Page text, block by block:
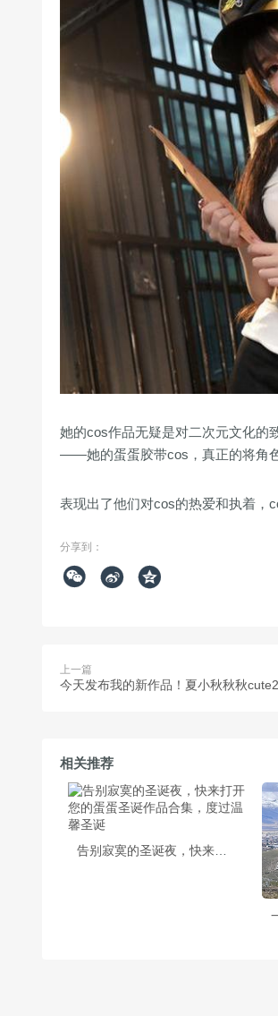
她的cos作品无疑是对二次元文化的
——她的蛋蛋胶带cos，真正的将角
表现出了他们对cos的热爱和执着，
分享到：
  
上一篇
今天发布我的新作品！夏小秋秋秋
相关推荐
告别寂寞的圣诞夜，快来打开您的蛋蛋圣诞作品合集，度过温馨圣诞